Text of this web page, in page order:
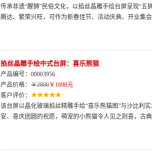
传承非遗“醒狮”民俗文化，以掐丝晶雕手绘台屏呈现“
腾达、繁荣兴旺，可作为新春佳节、活动庆典、开业集
掐丝晶雕手绘中式台屏：喜乐熊猫
产品编号：00003956
产品价格： ￥2800￥1698元
客户评价：
该台屏以晶化玻璃掐丝精雕手绘“喜乐熊猫图”与沙比利
安、喜庆团圆的祝愿，萌宠的小熊猫令人见之则喜，古